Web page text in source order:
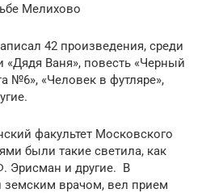
Мелихово
42 произведения, среди
«Дядя Ваня», повесть «Черный
№6», «Человек в футляре»,
факультет Московского
были такие светила, как
Эрисман и другие. В
земским врачом, вел прием